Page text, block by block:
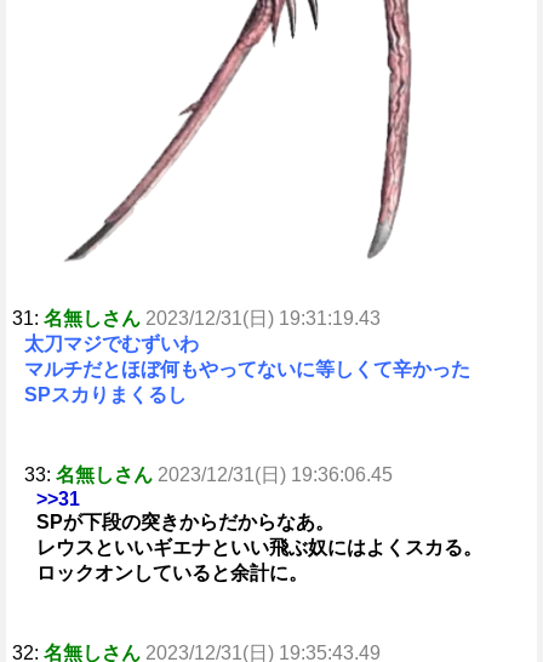
31: 名無しさん 2023/12/31(日) 19:31:19.43
太刀マジでむずいわ
マルチだとほぼ何もやってないに等しくて辛かった
SPスカりまくるし
33: 名無しさん 2023/12/31(日) 19:36:06.45
>>31
SPが下段の突きからだからなあ。
レウスといいギエナといい飛ぶ奴にはよくスカる。
ロックオンしていると余計に。
32: 名無しさん 2023/12/31(日) 19:35:43.49